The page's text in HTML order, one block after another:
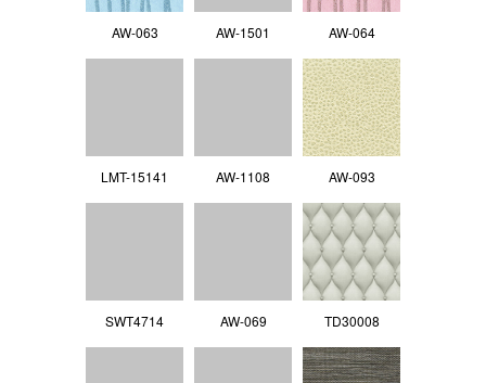
AW-063 AW-1501 AW-064
LMT-15141 AW-1108 AW-093
SWT4714 AW-069 TD30008